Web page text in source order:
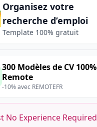
Organisez votre
recherche d’emploi
Template 100% gratuit
300 Modèles de CV 100%
Remote
-10% avec REMOTEFR
No Experience Required